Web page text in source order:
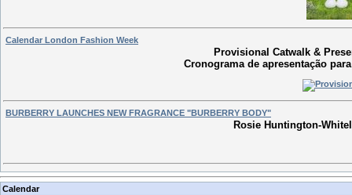
Calendar London Fashion Week
Provisional Catwalk &
Cronograma de apresentação
BURBERRY LAUNCHES NEW FRAGRANCE "BURBERRY BODY"
Rosie Huntington-
Calendar